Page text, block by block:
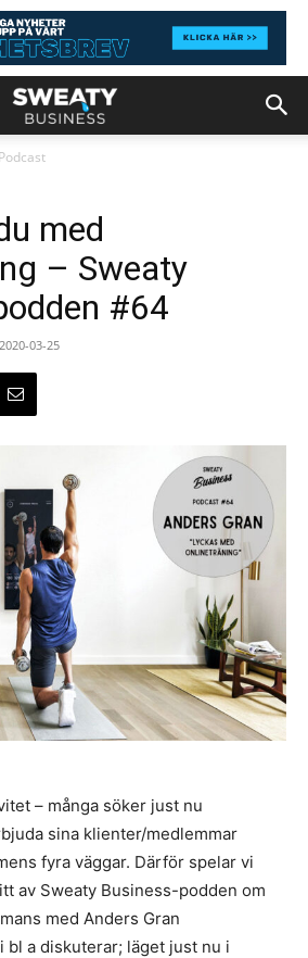
med
– Sweaty
#64
2020-03-25
– många söker just nu
sina klienter/medlemmar
fyra väggar. Därför spelar vi
av Sweaty Business-podden om
med Anders Gran
bl a diskuterar; läget just nu i